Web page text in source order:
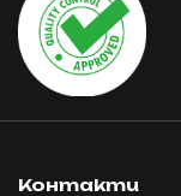
Контакти